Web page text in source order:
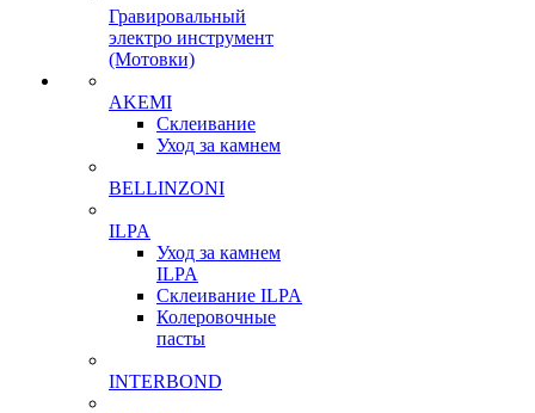
Гравировальный
электро инструмент
(Мотовки)
AKEMI
Склеивание
Уход за камнем
BELLINZONI
ILPA
Уход за камнем
ILPA
Склеивание ILPA
Колеровочные
пасты
INTERBOND